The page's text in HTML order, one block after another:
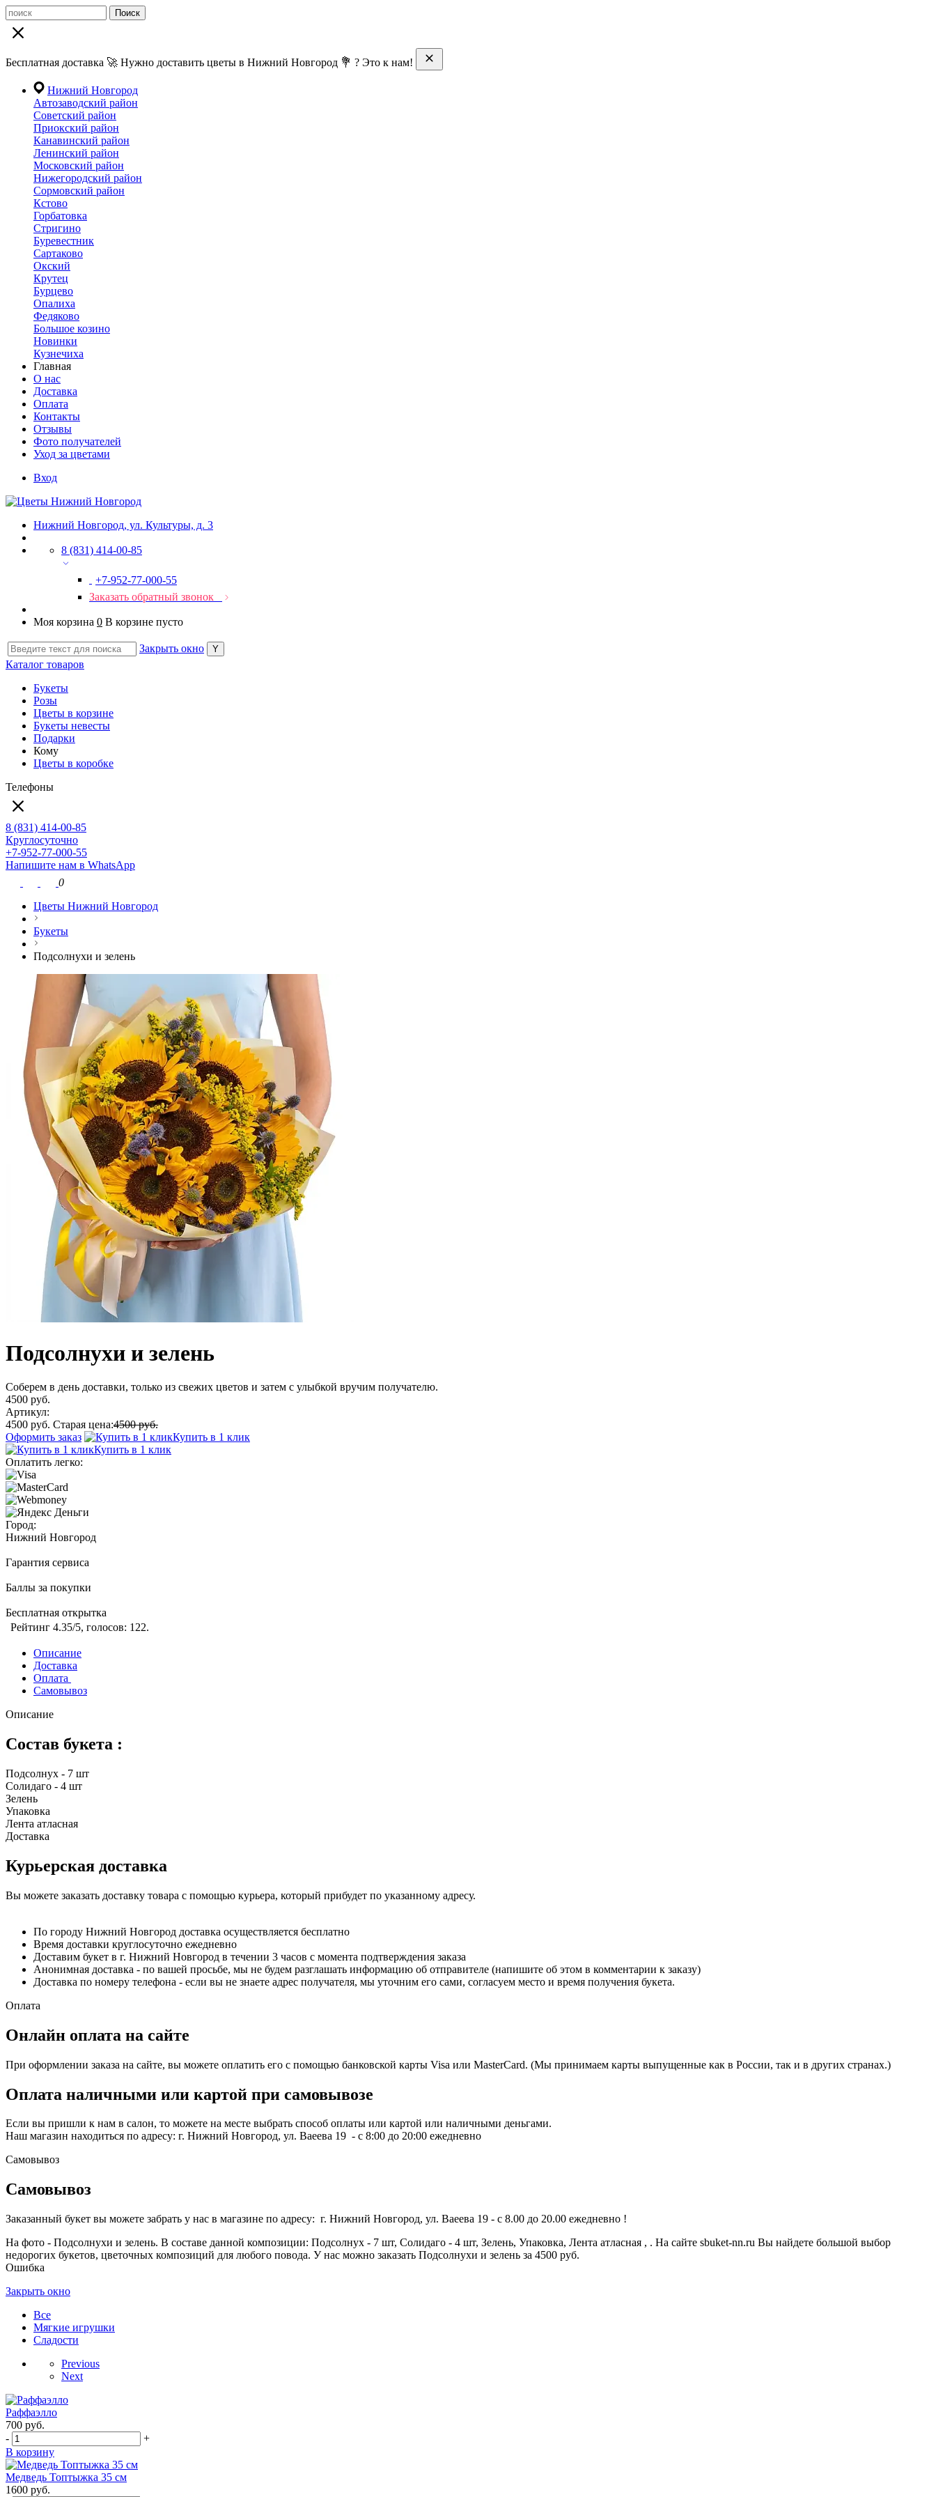
Поиск
Бесплатная доставка 🚀 Нужно доставить цветы в Нижний Новгород 💐 ? Это к нам!
Нижний Новгород
Автозаводский район
Советский район
Приокский район
Канавинский район
Ленинский район
Московский район
Нижегородский район
Сормовский район
Кстово
Горбатовка
Стригино
Буревестник
Сартаково
Окский
Крутец
Бурцево
Опалиха
Федяково
Большое козино
Новинки
Кузнечиха
Главная
О нас
Доставка
Оплата
Контакты
Отзывы
Фото получателей
Уход за цветами
Вход
Нижний Новгород, ул. Культуры, д. 3
8 (831) 414-00-85
+7-952-77-000-55
Заказать обратный звонок
Моя корзина 0 В корзине пусто
Закрыть окно
Каталог товаров
Букеты
Розы
Цветы в корзине
Букеты невесты
Подарки
Кому
Цветы в коробке
Телефоны
8 (831) 414-00-85
Круглосуточно
+7-952-77-000-55
Напишите нам в WhatsApp
0
Цветы Нижний Новгород
Букеты
Подсолнухи и зелень
Подсолнухи и зелень
Соберем в день доставки, только из свежих цветов и затем с улыбкой вручим получателю.
4500 руб.
Артикул:
4500 руб. Старая цена:4500 руб.
Оформить заказ
Купить в 1 клик
Купить в 1 клик
Оплатить легко:
Город:
Нижний Новгород
Гарантия сервиса
Баллы за покупки
Бесплатная открытка
Рейтинг 4.35/5, голосов: 122.
Описание
Доставка
Оплата
Самовывоз
Описание
Состав букета :
Подсолнух - 7 шт
Солидаго - 4 шт
Зелень
Упаковка
Лента атласная
Доставка
Курьерская доставка
Вы можете заказать доставку товара с помощью курьера, который прибудет по указанному адресу.
По городу Нижний Новгород доставка осуществляется бесплатно
Время доставки круглосуточно ежедневно
Доставим букет в г. Нижний Новгород в течении 3 часов с момента подтверждения заказа
Анонимная доставка - по вашей просьбе, мы не будем разглашать информацию об отправителе (напишите об этом в комментарии к заказу)
Доставка по номеру телефона - если вы не знаете адрес получателя, мы уточним его сами, согласуем место и время получения букета.
Оплата
Онлайн оплата на сайте
При оформлении заказа на сайте, вы можете оплатить его с помощью банковской карты Visa или MasterCard. (Мы принимаем карты выпущенные как в России, так и в других странах.)
Оплата наличными или картой при самовывозе
Если вы пришли к нам в салон, то можете на месте выбрать способ оплаты или картой или наличными деньгами.
Наш магазин находиться по адресу: г. Нижний Новгород, ул. Ваеева 19 - с 8:00 до 20:00 ежедневно
Самовывоз
Самовывоз
Заказанный букет вы можете забрать у нас в магазине по адресу: г. Нижний Новгород, ул. Ваеева 19 - с 8.00 до 20.00 ежедневно !
На фото - Подсолнухи и зелень. В составе данной композиции: Подсолнух - 7 шт, Солидаго - 4 шт, Зелень, Упаковка, Лента атласная , . На сайте sbuket-nn.ru Вы найдете большой выбор
недорогих букетов, цветочных композиций для любого повода. У нас можно заказать Подсолнухи и зелень за 4500 руб.
Ошибка
Закрыть окно
Все
Мягкие игрушки
Сладости
Previous
Next
Раффаэлло
700 руб.
-
+
В корзину
Медведь Топтыжка 35 см
1600 руб.